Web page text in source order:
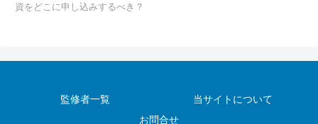
資をどこに申し込みするべき？
監修者一覧
当サイトについて
お問合せ